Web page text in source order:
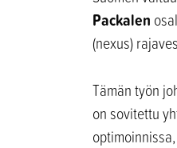
Packalen
(nexus)
Tämän työn
on sovitettu